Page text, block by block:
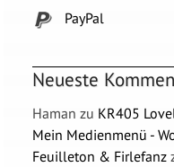
PayPal
Neueste
Haman zu KR405
Mein Medienmenü -
Feuilleton & Firlefanz